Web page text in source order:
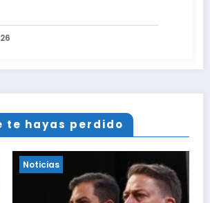
te hayas perdido